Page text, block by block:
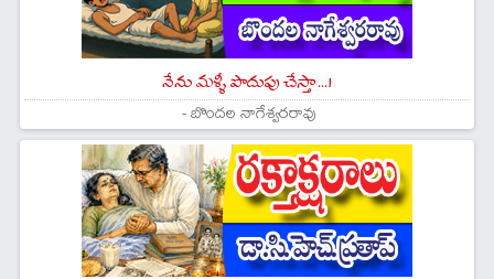
నేను మళ్ళీ పొదుపు చేస్తా...!
- బొందల నాగేశ్వరరావు